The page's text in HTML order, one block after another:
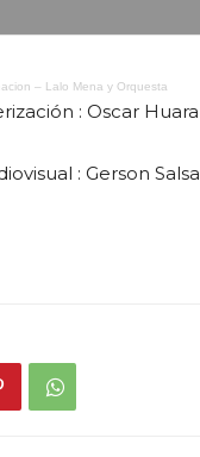
– Lalo Mena y Orquesta
: Oscar
: Gerson Salsa